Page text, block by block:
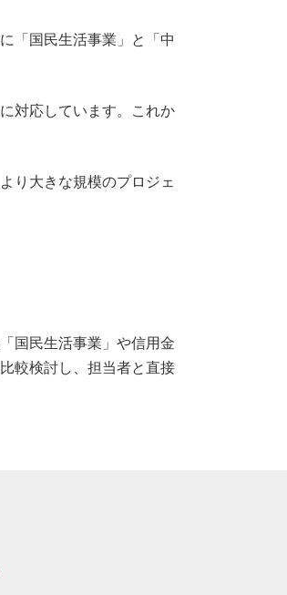
「国民生活事業」と「中
対応しています。これか
り大きな規模のプロジェ
国民生活事業」や信用金
較検討し、担当者と直接